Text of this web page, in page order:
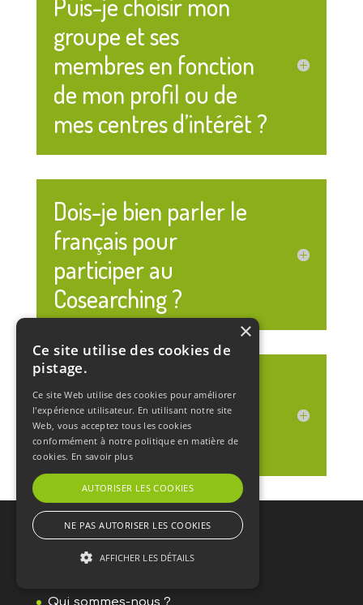
Puis-je choisir mon
groupe et ses
membres en fonction
de mon profil ou de
mes centres d’intérêt ?
Dois-je bien parler le
français pour
participer au
Cosearching ?
Suis-je obligé de
participer à toutes les
réunions du groupe ?
Le cosearching
Ce site utilise des cookies de
pistage.
Ce site Web utilise des cookies pour améliorer
l'expérience utilisateur. En utilisant notre site
Web, vous acceptez tous les cookies
conformément à notre politique en matière de
cookies. En savoir plus
AUTORISER LES COOKIES
NE PAS AUTORISER LES COOKIES
AFFICHER LES DÉTAILS
×